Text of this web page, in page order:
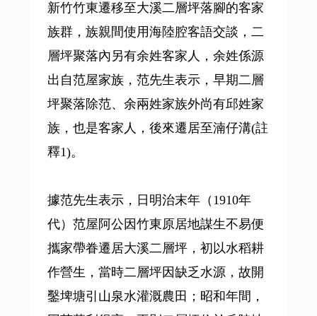
新竹竹東遷移至大溪二層坪落腳的客家
族群，族親間使用海陸腔客語交談，二
層坪聚落內另有余姓客家人，余姓係源
出自范屋家族，范先生表示，早期二層
坪聚落除范、余兩姓家族外尚有邱姓家
族，也是客家人，後來遷居至湳仔溝(註
釋1)。
據范先生表示，日明治末年（1910年
代）范屋阿公因竹東原居地謀生不易便
攜家帶眷遷居大溪二層坪，初以水稻耕
作營生，當時二層坪因缺乏水源，故開
鑿埤塘引山泉水灌溉農田；昭和年間，